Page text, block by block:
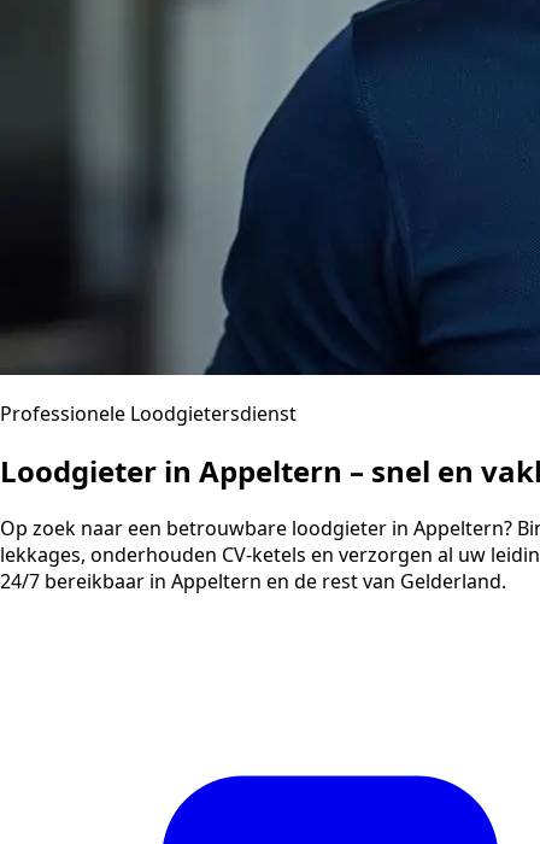
Professionele Loodgietersdienst
Loodgieter in Appeltern – snel en
Op zoek naar een betrouwbare loodgieter in Appeltern?
lekkages, onderhouden CV-ketels en verzorgen al uw
24/7 bereikbaar in Appeltern en de rest van Gelderland.